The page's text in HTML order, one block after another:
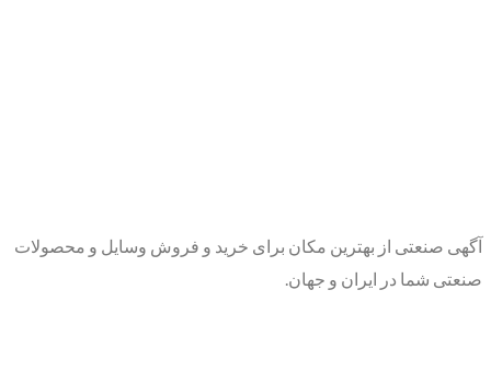
آگهی صنعتی از بهترین مکان برای خرید و فروش وسایل و محصولات
صنعتی شما در ایران و جهان.